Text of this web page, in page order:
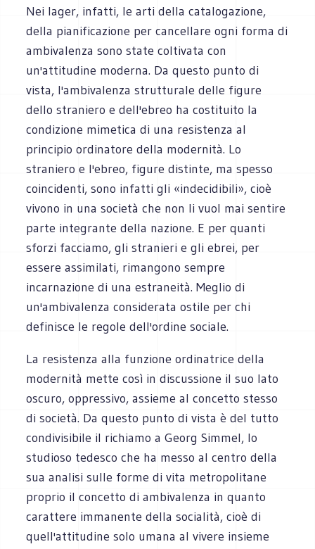
Nei lager, infatti, le arti della catalogazione,
della pianificazione per cancellare ogni forma di
ambivalenza sono state coltivata con
un'attitudine moderna. Da questo punto di
vista, l'ambivalenza strutturale delle figure
dello straniero e dell'ebreo ha costituito la
condizione mimetica di una resistenza al
principio ordinatore della modernità. Lo
straniero e l'ebreo, figure distinte, ma spesso
coincidenti, sono infatti gli «indecidibili», cioè
vivono in una società che non li vuol mai sentire
parte integrante della nazione. E per quanti
sforzi facciamo, gli stranieri e gli ebrei, per
essere assimilati, rimangono sempre
incarnazione di una estraneità. Meglio di
un'ambivalenza considerata ostile per chi
definisce le regole dell'ordine sociale.
La resistenza alla funzione ordinatrice della
modernità mette così in discussione il suo lato
oscuro, oppressivo, assieme al concetto stesso
di società. Da questo punto di vista è del tutto
condivisibile il richiamo a Georg Simmel, lo
studioso tedesco che ha messo al centro della
sua analisi sulle forme di vita metropolitane
proprio il concetto di ambivalenza in quanto
carattere immanente della socialità, cioè di
quell'attitudine solo umana al vivere insieme